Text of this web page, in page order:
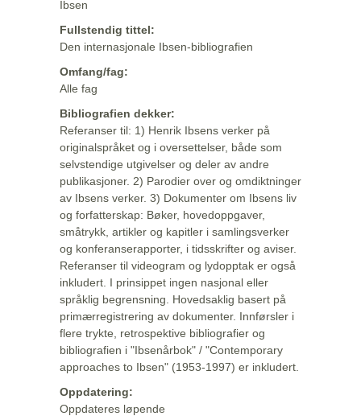
Ibsen
Fullstendig tittel:
Den internasjonale Ibsen-bibliografien
Omfang/fag:
Alle fag
Bibliografien dekker:
Referanser til: 1) Henrik Ibsens verker på
originalspråket og i oversettelser, både som
selvstendige utgivelser og deler av andre
publikasjoner. 2) Parodier over og omdiktninger
av Ibsens verker. 3) Dokumenter om Ibsens liv
og forfatterskap: Bøker, hovedoppgaver,
småtrykk, artikler og kapitler i samlingsverker
og konferanserapporter, i tidsskrifter og aviser.
Referanser til videogram og lydopptak er også
inkludert. I prinsippet ingen nasjonal eller
språklig begrensning. Hovedsaklig basert på
primærregistrering av dokumenter. Innførsler i
flere trykte, retrospektive bibliografier og
bibliografien i "Ibsenårbok" / "Contemporary
approaches to Ibsen" (1953-1997) er inkludert.
Oppdatering:
Oppdateres løpende